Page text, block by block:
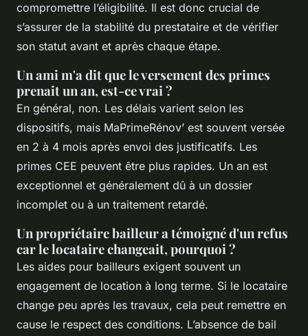
compromettre l’éligibilité. Il est donc crucial de
s’assurer de la stabilité du prestataire et de vérifier
son statut avant et après chaque étape.
Un ami m'a dit que le versement des primes
prenait un an, est-ce vrai ?
En général, non. Les délais varient selon les
dispositifs, mais MaPrimeRénov’ est souvent versée
en 2 à 4 mois après envoi des justificatifs. Les
primes CEE peuvent être plus rapides. Un an est
exceptionnel et généralement dû à un dossier
incomplet ou à un traitement retardé.
Un propriétaire bailleur a témoigné d'un refus
car le locataire changeait, pourquoi ?
Les aides pour bailleurs exigent souvent un
engagement de location à long terme. Si le locataire
change peu après les travaux, cela peut remettre en
cause le respect des conditions. L’absence de bail